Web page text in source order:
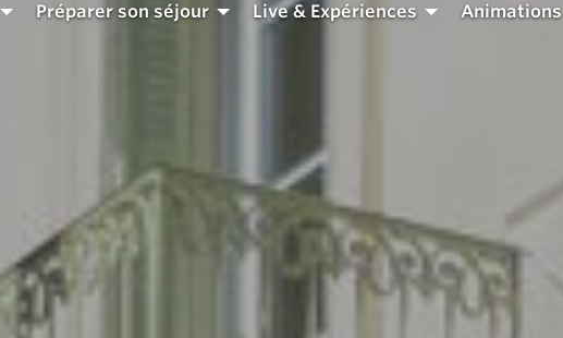
Préparer son séjour Live & Expériences Animations